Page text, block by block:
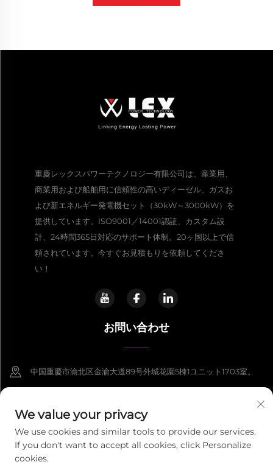
重慶レックスパワーテクノロジー有限公司は、産業用、
商業用および船舶用に信頼性の高いディーゼル、ガスお
よび新エネルギー発電機セット（30kW～3000kW）を
提供しています。ISO9001／14001認証、カスタム設
計、24時間365日対応のサポート体制。20ヶ国以上で信
頼されています。今すぐお見積もりを依頼してくださ
い！
お問い合わせ
中国重慶市渝北区金渝大道89号外城花園5棟1ユニット1703室。
[email protected]
We value your privacy
We use cookies and similar tools to provide our services.
If you don't want to accept all cookies, click Personalize
cookies.